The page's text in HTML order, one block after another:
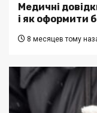
Медичні
і як оформити
8 месяцев тому